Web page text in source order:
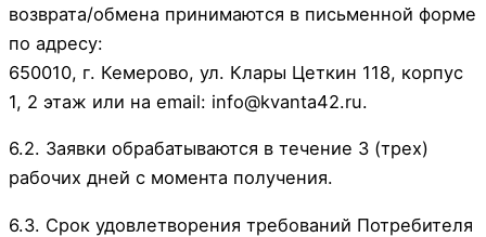
возврата/обмена принимаются в письменной форме
по адресу:
650010, г. Кемерово, ул. Клары Цеткин 118, корпус
1, 2 этаж или на email: info@kvanta42.ru.
6.2. Заявки обрабатываются в течение 3 (трех)
рабочих дней с момента получения.
6.3. Срок удовлетворения требований Потребителя